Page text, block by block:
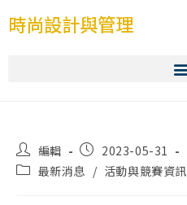
時尚設計與管理
編輯
2023-05-31
最新消息 / 活動與競賽資訊